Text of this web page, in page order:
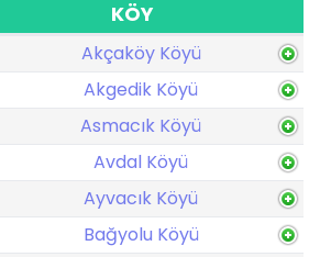
KÖY
Akçaköy Köyü
Akgedik Köyü
Asmacık Köyü
Avdal Köyü
Ayvacık Köyü
Bağyolu Köyü